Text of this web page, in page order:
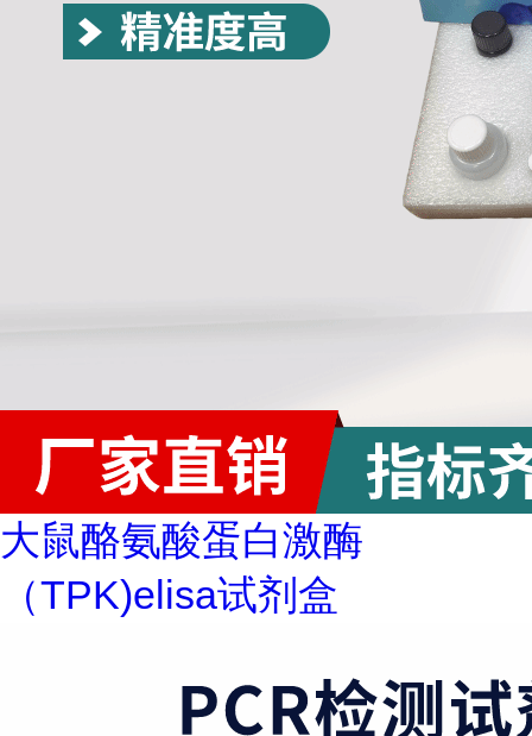
大鼠酪氨酸蛋白激酶
（TPK)elisa试剂盒